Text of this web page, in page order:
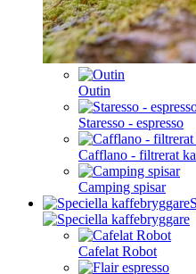
Outin
Staresso - espresso
Cafflano - filtrerat
Camping spisar
Cafelat Robot